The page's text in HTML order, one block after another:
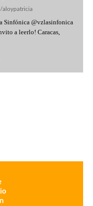
aloypatricia
Sinfónica @vzlasinfonica
a leerlo! Caracas,